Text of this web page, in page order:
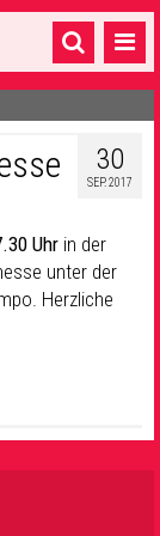
30
SEP. 2017
Uhr in der
unter der
Herzliche